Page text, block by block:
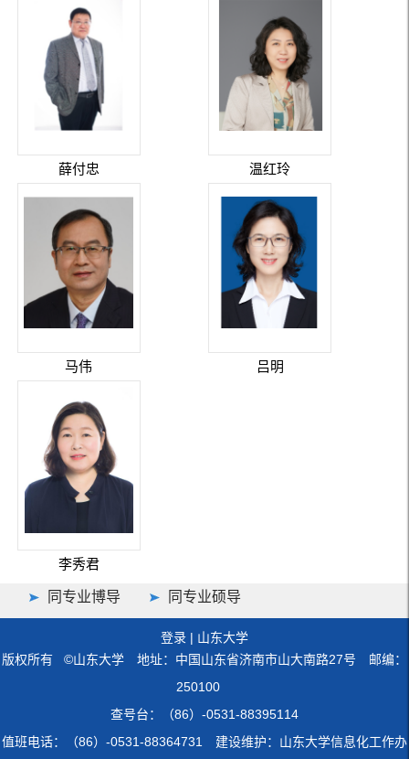
薛付忠 温红玲
马伟 吕明
李秀君
同专业博导 同专业硕导
登录 | 山东大学
版权所有 ©山东大学 地址：中国山东省济南市山大南路27号 邮编：
250100
查号台：（86）-0531-88395114
值班电话：（86）-0531-88364731 建设维护：山东大学信息化工作办